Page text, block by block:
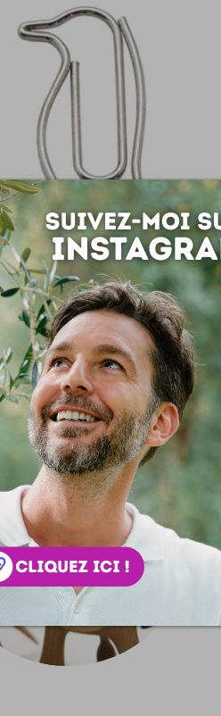
mettre un peu de fun au bureau !
qualité qui attachent vraiment
espèces d'animaux
? Le cheval ? Ou alors...